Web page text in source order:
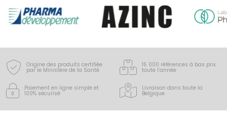
Origine des produits certifiée
par le Ministère de la Santé
15 000 références à bas prix
toute l’année
Paiement en ligne simple et
100% sécurisé
Livraison dans toute la
Belgique